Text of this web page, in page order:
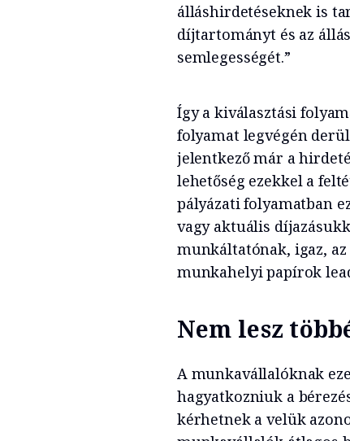
álláshirdetéseknek is
díjtartományt és az
semlegességét.”
Így a kiválasztási
folyamat legvégén
jelentkező már a
lehetőség ezekkel a
pályázati folyamatban
vagy aktuális
munkáltatónak, igaz,
munkahelyi papírok
Nem lesz
A munkavállalóknak
hagyatkozniuk a
kérhetnek a velük